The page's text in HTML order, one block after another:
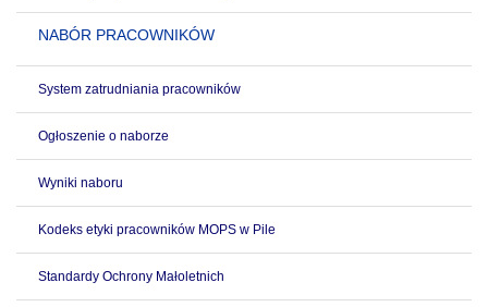
NABÓR PRACOWNIKÓW
System zatrudniania pracowników
Ogłoszenie o naborze
Wyniki naboru
Kodeks etyki pracowników MOPS w Pile
Standardy Ochrony Małoletnich